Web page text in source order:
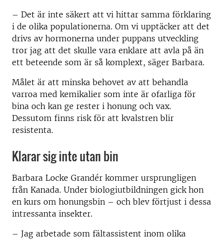
– Det är inte säkert att vi hittar samma förklaring
i de olika populationerna. Om vi upptäcker att det
drivs av hormonerna under puppans utveckling
tror jag att det skulle vara enklare att avla på än
ett beteende som är så komplext, säger Barbara.
Målet är att minska behovet av att behandla
varroa med kemikalier som inte är ofarliga för
bina och kan ge rester i honung och vax.
Dessutom finns risk för att kvalstren blir
resistenta.
Klarar sig inte utan bin
Barbara Locke Grandér kommer ursprungligen
från Kanada. Under biologiutbildningen gick hon
en kurs om honungsbin – och blev förtjust i dessa
intressanta insekter.
– Jag arbetade som fältassistent inom olika